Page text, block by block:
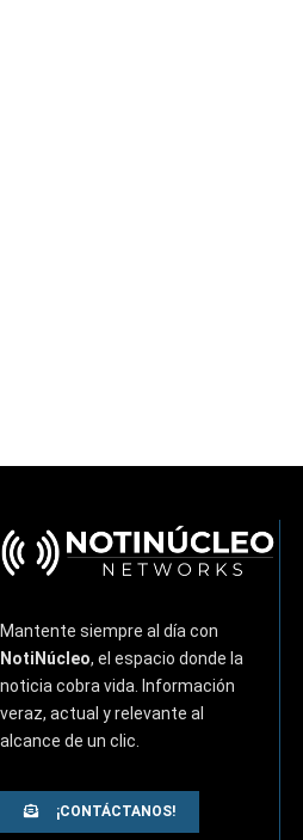
Mantente siempre al día con
NotiNúcleo, el espacio donde la
noticia cobra vida. Información
veraz, actual y relevante al
alcance de un clic.
¡CONTÁCTANOS!